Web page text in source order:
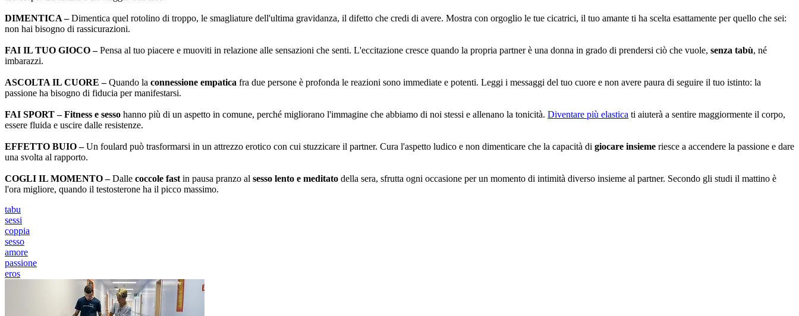
DIMENTICA –Dimentica quel rotolino di troppo, le smagliature dell'ultima gravidanza, il difetto che credi di avere. Mostra con orgoglio le tue cicatrici, il tuo amante ti ha scelta esattamente per quello che sei:
non hai bisogno di rassicurazioni.
FAI IL TUO GIOCO –Pensa al tuo piacere e muoviti in relazione alle sensazioni che senti. L'eccitazione cresce quando la propria partner è una donna in grado di prendersi ciò che vuole, senza tabù, né
imbarazzi.
ASCOLTA IL CUORE –Quando la connessione empatica fra due persone è profonda le reazioni sono immediate e potenti. Leggi i messaggi del tuo cuore e non avere paura di seguire il tuo istinto: la
passione ha bisogno di fiducia per manifestarsi.
FAI SPORT – Fitness e sesso hanno più di un aspetto in comune, perché migliorano l'immagine che abbiamo di noi stessi e allenano la tonicità. Diventare più elastica ti aiuterà a sentire maggiormente il corpo,
essere fluida e uscire dalle resistenze.
EFFETTO BUIO –Un foulard può trasformarsi in un attrezzo erotico con cui stuzzicare il partner. Cura l'aspetto ludico e non dimenticare che la capacità di giocare insieme riesce a accendere la passione e dare
una svolta al rapporto.
COGLI IL MOMENTO –Dalle coccole fast in pausa pranzo al sesso lento e meditato della sera, sfrutta ogni occasione per un momento di intimità diverso insieme al partner. Secondo gli studi il mattino è
l'ora migliore, quando il testosterone ha il picco massimo.
tabu
sessi
coppia
sesso
amore
passione
eros